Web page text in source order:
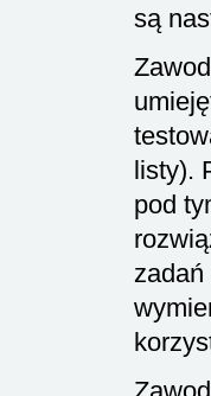
są
listy).
pod
zadań